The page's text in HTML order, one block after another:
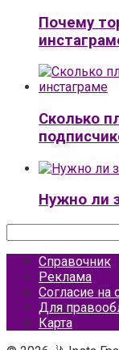
Почему
Сколько
Нужно ли
Справочник
Реклама
Согласие на
Для
Карта